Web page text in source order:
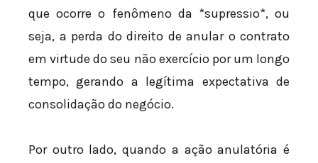
que ocorre o fenômeno da *supressio*, ou
seja, a perda do direito de anular o contrato
em virtude do seu não exercício por um longo
tempo, gerando a legítima expectativa de
consolidação do negócio.
Por outro lado, quando a ação anulatória é